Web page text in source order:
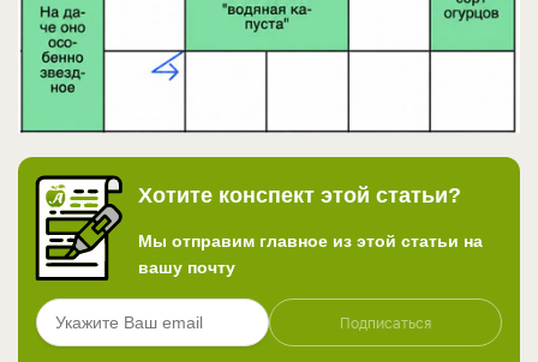
Хотите конспект этой статьи?
Мы отправим главное из этой статьи на
вашу почту
Подписаться